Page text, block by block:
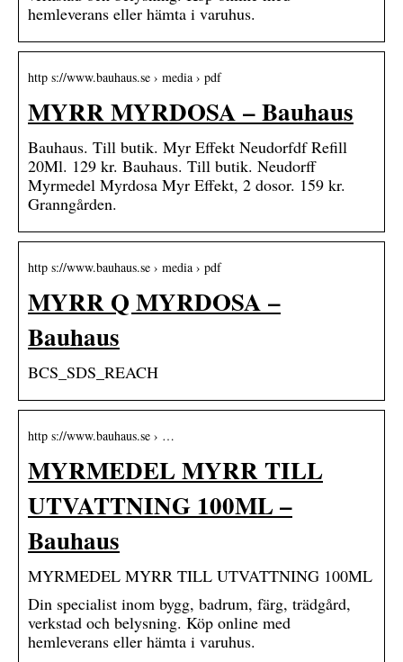
hemleverans eller hämta i varuhus.
http s://www.bauhaus.se › media › pdf
MYRR MYRDOSA – Bauhaus
Bauhaus. Till butik. Myr Effekt Neudorfdf Refill
20Ml. 129 kr. Bauhaus. Till butik. Neudorff
Myrmedel Myrdosa Myr Effekt, 2 dosor. 159 kr.
Granngården.
http s://www.bauhaus.se › media › pdf
MYRR Q MYRDOSA –
Bauhaus
BCS_SDS_REACH
http s://www.bauhaus.se › …
MYRMEDEL MYRR TILL
UTVATTNING 100ML –
Bauhaus
MYRMEDEL MYRR TILL UTVATTNING 100ML
Din specialist inom bygg, badrum, färg, trädgård,
verkstad och belysning. Köp online med
hemleverans eller hämta i varuhus.